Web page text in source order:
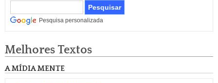
Pesquisa personalizada
Melhores Textos
A MÍDIA MENTE